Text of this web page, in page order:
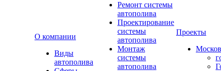
О компании
Виды
автополива
Ремонт системы
автополива
Проектирование
системы
автополива
Монтаж
системы
автополива
Проекты